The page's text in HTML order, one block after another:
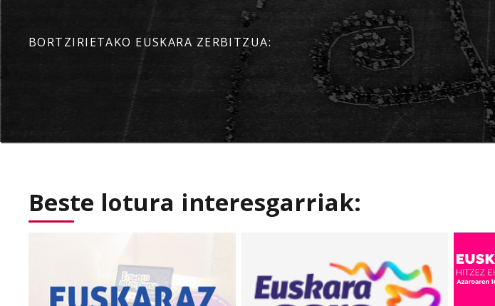
BORTZIRIETAKO EUSKARA ZERBITZUA:
Beste lotura interesgarriak: